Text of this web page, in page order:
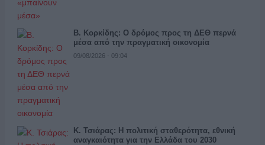
Β. Κορκίδης: Ο δρόμος προς τη ΔΕΘ περνά
μέσα από την πραγματική οικονομία
09/08/2026 - 09:04
Κ. Τσιάρας: Η πολιτική σταθερότητα, εθνική
αναγκαιότητα για την Ελλάδα του 2030